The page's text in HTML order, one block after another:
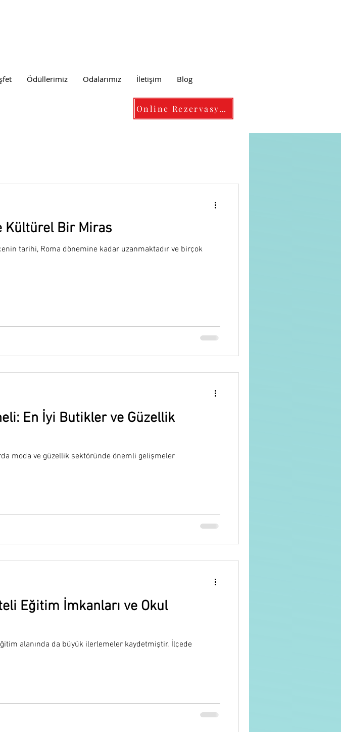
Ödüllerimiz Odalarımız İletişim Blog
Online Rezervasyon
Kültürel Bir Miras
tarihi, Roma dönemine kadar uzanmaktadır ve birçok
En İyi Butikler ve Güzellik
moda ve güzellik sektöründe önemli gelişmeler
Eğitim İmkanları ve Okul
alanında da büyük ilerlemeler kaydetmiştir. İlçede